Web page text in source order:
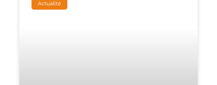
Actualité